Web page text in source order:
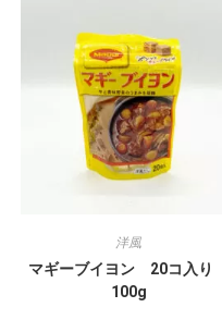
洋風
マギーブイヨン 20コ入り
100g